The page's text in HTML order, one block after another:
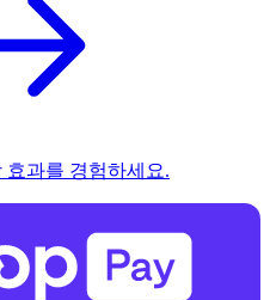
효과를 경험하세요.